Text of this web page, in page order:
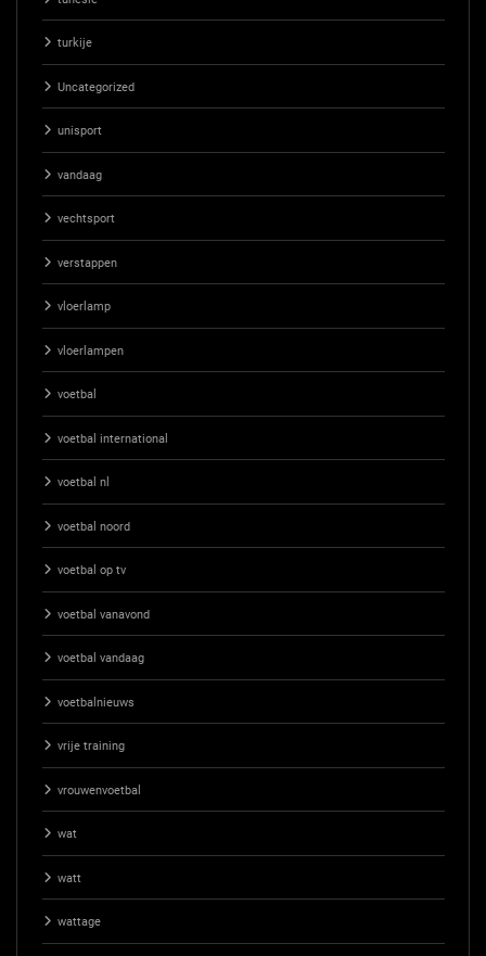
turkije
Uncategorized
unisport
vandaag
vechtsport
verstappen
vloerlamp
vloerlampen
voetbal
voetbal international
voetbal nl
voetbal noord
voetbal op tv
voetbal vanavond
voetbal vandaag
voetbalnieuws
vrije training
vrouwenvoetbal
wat
watt
wattage